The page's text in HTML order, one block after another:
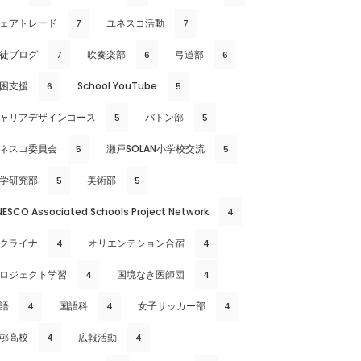
アトレード 7 ユネスコ活動 7
ブログ 7 吹奏楽部 6 弓道部 6
支援 6 School YouTube 5
リアデザインコース 5 バトン部 5
スコ委員会 5 瀬戸SOLAN小学校交流 5
研究部 5 美術部 5
Associated Schools Project Network 4
ライナ 4 オリエンテション合宿 4
ジェクト学習 4 国境なき医師団 4
4 国語科 4 女子サッカー部 4
高校 4 広報活動 4